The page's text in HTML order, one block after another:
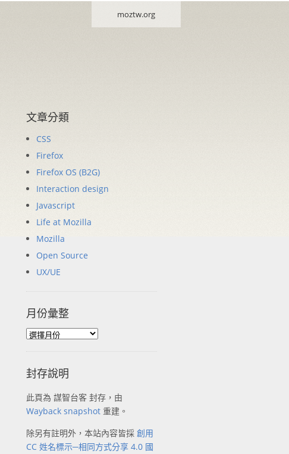
moztw.org
文章分類
CSS
Firefox
Firefox OS (B2G)
Interaction design
Javascript
Life at Mozilla
Mozilla
Open Source
UX/UE
月份彙整
封存說明
此頁為 謀智台客 封存，由
Wayback snapshot 重建。
除另有註明外，本站內容皆採 創用
CC 姓名標示─相同方式分享 4.0 國